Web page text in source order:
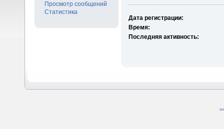
Просмотр сообщений
Статистика
Дата регистрации:
Время:
Последняя активность: